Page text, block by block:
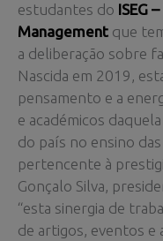
estudantes do ISEG
Management que
a deliberação sobre
Nascida em 2019,
pensamento e a
e académicos
do país no ensino
pertencente à
Gonçalo Silva,
“esta sinergia de
de artigos, eventos e